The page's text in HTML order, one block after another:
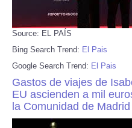
Source: EL PAÍS
Bing Search Trend: El Pais
Google Search Trend: El Pais
Gastos de viajes de
EU ascienden a mil
la Comunidad de Madrid